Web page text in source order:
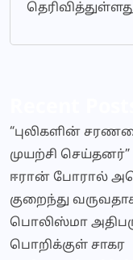
“புலிகளின்
முயற்சி
ஈரான் போரால்
குறைந்து
பொலிஸ்மா
பொறிக்குள் சாகர